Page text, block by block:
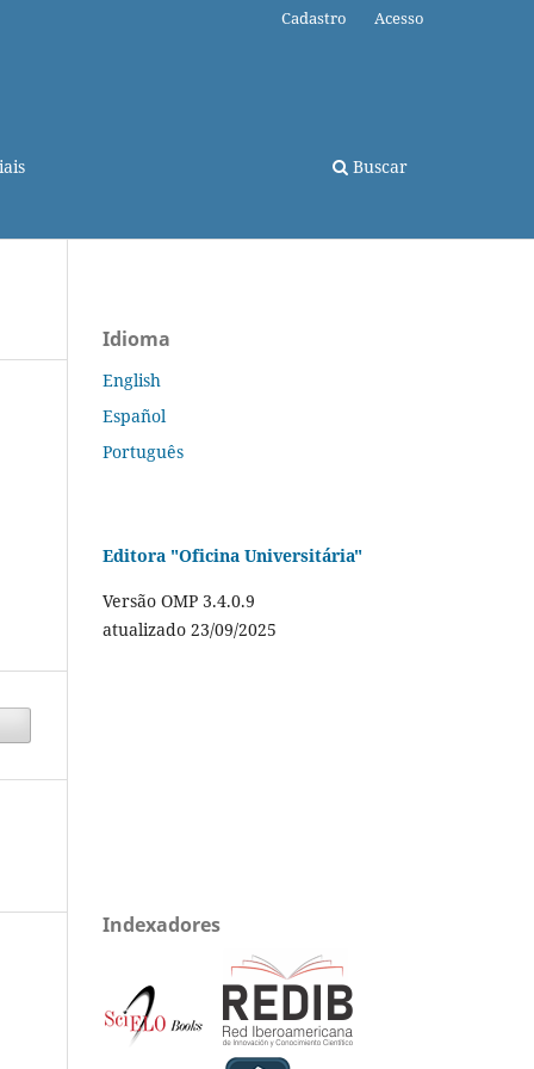
Buscar
Cadastro Acesso
Idioma
English
Español
Português
Editora "Oficina Universitária"
Versão OMP 3.4.0.9
atualizado 23/09/2025
Indexadores